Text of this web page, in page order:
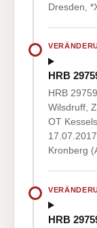
Dresden,
HRB
HRB
Wilsdruff,
OT
Kronberg
HRB